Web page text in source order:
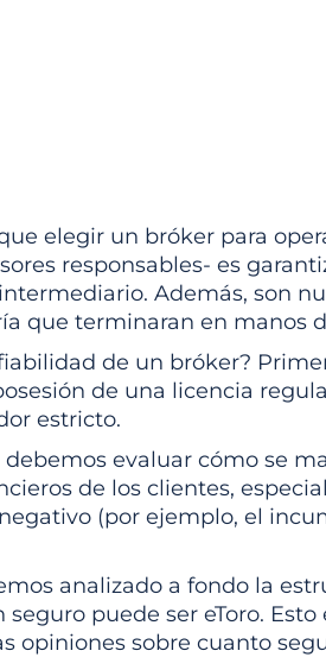
elegir un bróker para
responsables- es
Además, son
que terminaran en manos
de un bróker?
de una licencia
estricto.
evaluar cómo se
de los clientes,
(por ejemplo, el
analizado a fondo la
puede ser eToro.
opiniones sobre cuanto